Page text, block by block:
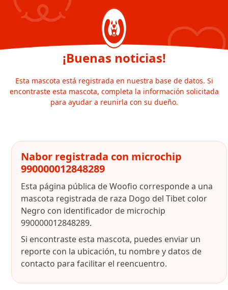
¡Buenas noticias!
Esta mascota está registrada en nuestra base de datos. Si
encontraste esta mascota, completa la información solicitada
para ayudar a reunirla con su dueño.
Nabor registrada con microchip
990000012848289
Esta página pública de Woofio corresponde a una
mascota registrada de raza Dogo del Tibet color
Negro con identificador de microchip
990000012848289.
Si encontraste esta mascota, puedes enviar un
reporte con la ubicación, tu nombre y datos de
contacto para facilitar el reencuentro.